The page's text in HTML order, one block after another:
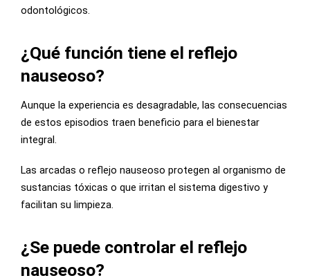
odontológicos.
¿Qué función tiene el reflejo
nauseoso?
Aunque la experiencia es desagradable, las consecuencias
de estos episodios traen beneficio para el bienestar
integral.
Las arcadas o reflejo nauseoso protegen al organismo de
sustancias tóxicas o que irritan el sistema digestivo y
facilitan su limpieza.
¿Se puede controlar el reflejo
nauseoso?